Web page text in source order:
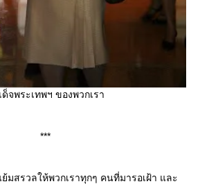
ด็จพระเทพฯ ของพวกเรา
***
มสรวลให้พวกเราทุกๆ คนที่มารอเฝ้า และ